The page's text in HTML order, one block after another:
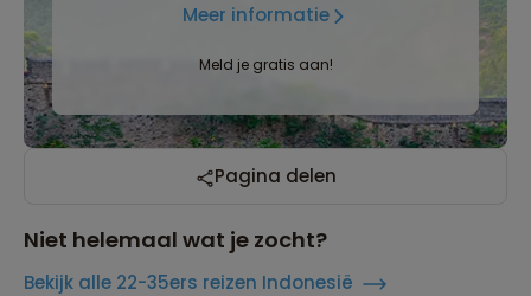
Meer informatie
Meld je gratis aan!
Pagina delen
Niet helemaal wat je zocht?
Bekijk alle 22-35ers reizen Indonesië